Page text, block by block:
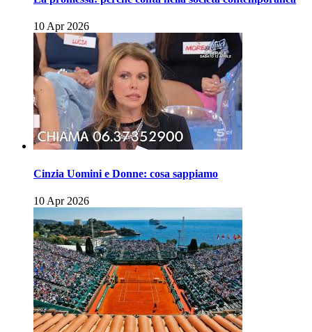
10 Apr 2026
Cinzia Uomini e Donne: cosa sappiamo
10 Apr 2026